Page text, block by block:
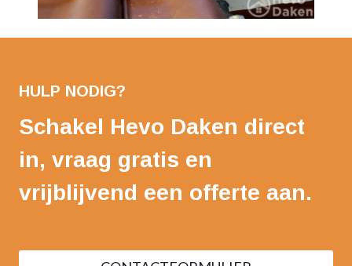
HULP NODIG?
Schakel Hevo Daken direct
in, vraag gratis en
vrijblijvend een offerte aan.